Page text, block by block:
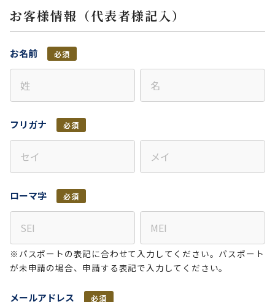
お客様情報（代表者様記入）
お名前 必須
フリガナ 必須
ローマ字 必須
※パスポートの表記に合わせて入力してください。パスポート
が未申請の場合、申請する表記で入力してください。
メールアドレス 必須